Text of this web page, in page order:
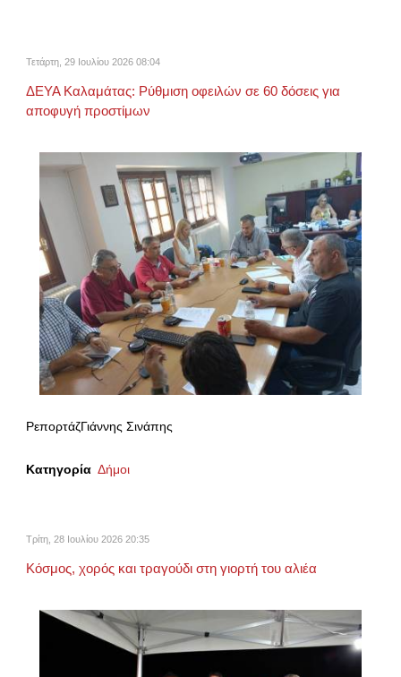
Τετάρτη, 29 Ιουλίου 2026 08:04
ΔΕΥΑ Καλαμάτας: Ρύθμιση οφειλών σε 60 δόσεις για
αποφυγή προστίμων
ΡεπορτάζΓιάννης Σινάπης
Κατηγορία Δήμοι
Τρίτη, 28 Ιουλίου 2026 20:35
Κόσμος, χορός και τραγούδι στη γιορτή του αλιέα